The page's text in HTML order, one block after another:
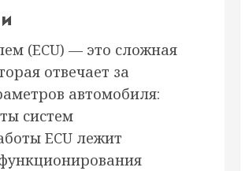
(ECU) — это сложная
отвечает за
автомобиля:
систем
ECU лежит